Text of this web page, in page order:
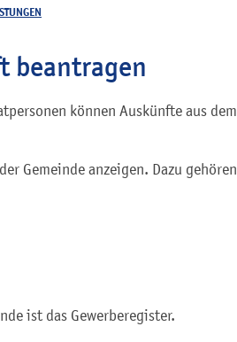
beantragen
können Auskünfte aus dem
Gemeinde anzeigen. Dazu gehören
ist das Gewerberegister.